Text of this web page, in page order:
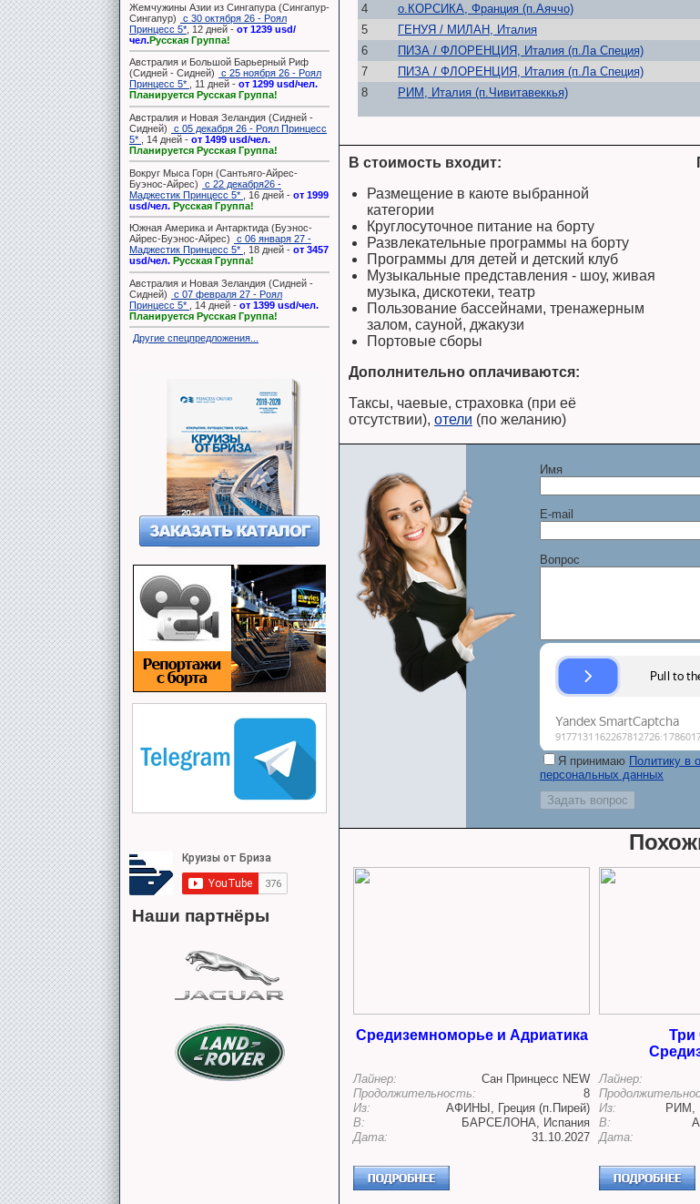
Жемчужины Азии из Сингапура (Сингапур-
Сингапур)
с 30 октября 26 - Роял
Принцесс 5* , 12 дней - от 1239 usd/
чел.Русская Группа!
Австралия и Большой Барьерный Риф
(Сидней - Сидней)
с 25 ноября 26 - Роял
Принцесс 5*
, 11 дней - от 1299 usd/чел.
Планируется Русская Группа!
Австралия и Новая Зеландия (Сидней -
Сидней)
с 05 декабря 26 - Роял Принцесс
5*
, 14 дней - от 1499 usd/чел.
Планируется Русская Группа!
Вокруг Мыса Горн (Сантьяго-Айрес-
Буэнос-Айрес)
с 22 декабря26 -
Маджестик Принцесс 5*
, 16 дней - от 1999
usd/чел. Русская Группа!
Южная Америка и Антарктида (Буэнос-
Айрес-Буэнос-Айрес)
с 06 января 27 -
Маджестик Принцесс 5*
, 18 дней - от 3457
usd/чел. Русская Группа!
Австралия и Новая Зеландия (Сидней -
Сидней)
с 07 февраля 27 - Роял
Принцесс 5*
, 14 дней - от 1399 usd/чел.
Планируется Русская Группа!
Другие спецпредложения...
Наши партнёры
4
о.КОРСИКА, Франция (п.Аяччо)
5
ГЕНУЯ / МИЛАН, Италия
6
ПИЗА / ФЛОРЕНЦИЯ, Италия (п.Ла Специя)
7
ПИЗА / ФЛОРЕНЦИЯ, Италия (п.Ла Специя)
8
РИМ, Италия (п.Чивитавеккья)
В стоимость входит:
Размещение в каюте выбранной
категории
Круглосуточное питание на борту
Развлекательные программы на борту
Программы для детей и детский клуб
Музыкальные представления - шоу, живая
музыка, дискотеки, театр
Пользование бассейнами, тренажерным
залом, сауной, джакузи
Портовые сборы
Дополнительно оплачиваются:
Таксы, чаевые, страховка (при её
отсутствии), отели (по желанию)
Имя
E-mail
Вопрос
Я принимаю Политику в
персональных данных
Средиземноморье и Адриатика
Лайнер:
Сан Принцесс NEW
Продолжительность:
8
Из:
АФИНЫ, Греция (п.Пирей)
В:
БАРСЕЛОНА, Испания
Дата:
31.10.2027
Три
Лайнер:
Из:
РИМ,
В:
Дата: